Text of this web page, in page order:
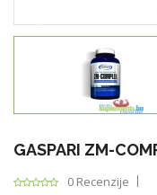
GASPARI ZM-
0 Recenzije